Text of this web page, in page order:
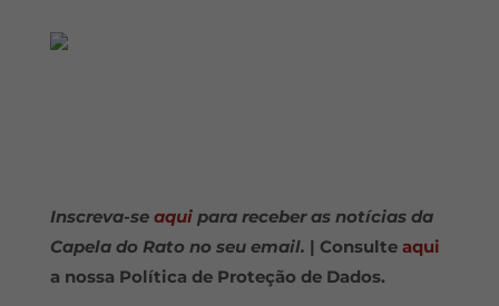
Inscreva-se aquipara receber as notícias da
Capela do Rato no seu email. | Consulte aqui
a nossa Política de Proteção de Dados.